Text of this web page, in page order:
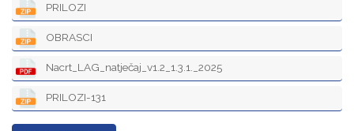
PRILOZI
OBRASCI
Nacrt_LAG_natječaj_v1.2_1.3.1._2025
PRILOZI-131